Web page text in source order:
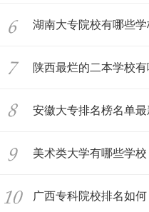
职
湖南大专院校有哪些
取
陕西最烂的二本学校
办
安徽大专排名榜名单
校
美术类大学有哪些学
国
广西专科院校排名如